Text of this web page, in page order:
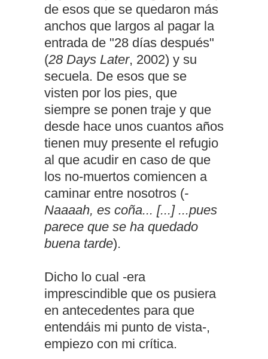
de esos que se quedaron más
anchos que largos al pagar la
entrada de "28 días después"
(28 Days Later, 2002) y su
secuela. De esos que se
visten por los pies, que
siempre se ponen traje y que
desde hace unos cuantos años
tienen muy presente el refugio
al que acudir en caso de que
los no-muertos comiencen a
caminar entre nosotros (-
Naaaah, es coña... [...] ...pues
parece que se ha quedado
buena tarde).
Dicho lo cual -era
imprescindible que os pusiera
en antecedentes para que
entendáis mi punto de vista-,
empiezo con mi crítica.